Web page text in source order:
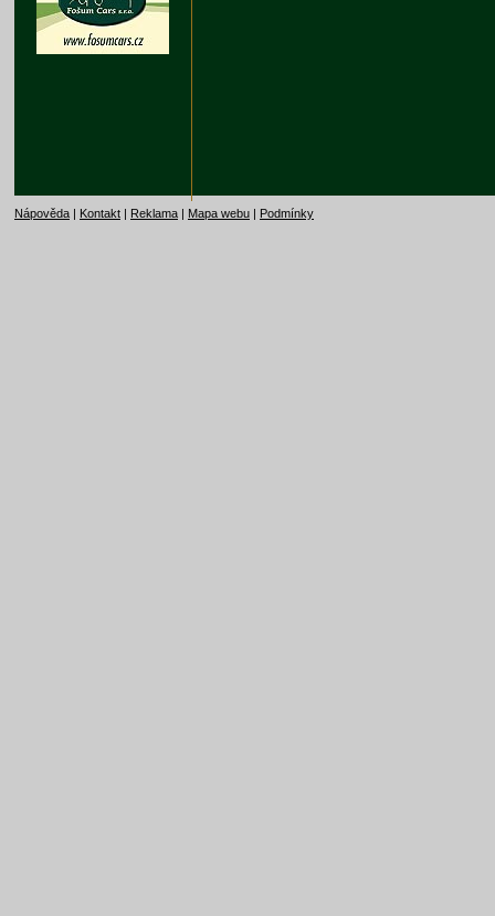
Nápověda | Kontakt | Reklama | Mapa webu | Podmínky